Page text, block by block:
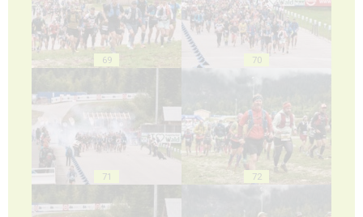
69 70
71 72